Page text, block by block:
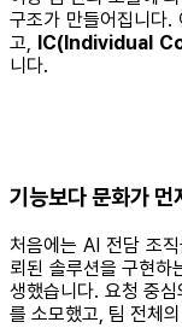
구조가 만들어집니다.
고, IC(Individual
니다.
기능보다 문화가 먼
처음에는 AI 전담 조
뢰된 솔루션을 구현하
생했습니다. 요청 중
를 소모했고, 팀 전체